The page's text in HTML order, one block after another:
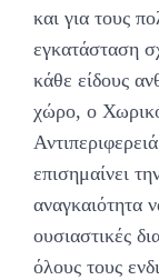
και για τους
εγκατάσταση
κάθε είδους
χώρο, ο
επισημαίνει
αναγκαιότητα
ουσιαστικές
όλους τους